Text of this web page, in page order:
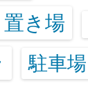
き場
駐車場